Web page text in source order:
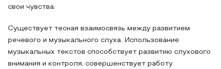
свои чувства.
Существует тесная взаимосвязь между развитием
речевого и музыкального слуха. Использование
музыкальных текстов способствует развитию слухового
внимания и контроля, совершенствует работу